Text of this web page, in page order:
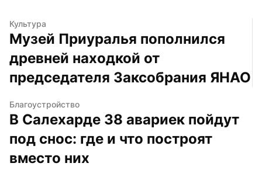
Культура
Музей Приуралья пополнился
древней находкой от
председателя Заксобрания ЯНАО
Благоустройство
В Салехарде 38 авариек пойдут
под снос: где и что построят
вместо них